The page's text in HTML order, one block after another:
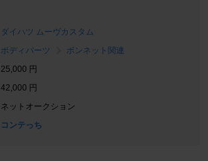
ダイハツ ムーヴカスタム
ボディパーツ
ボンネット関連
25,000 円
42,000 円
ネットオークション
コンテっち